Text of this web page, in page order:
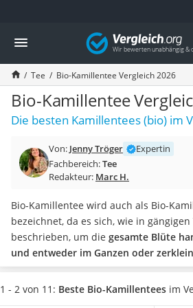
Die beliebtesten Vergleiche nach Kategorie
Lebensmittel
Schwarzkümmelöl
Knäckebrot
Schwarzkümmelöl-Kapseln
Manukahonig
Eiklar
Balsamico-Essig
Schwarzkümmelöl bio
Honig
Gemüsebrühe
Eiskaffee-Pulver
Irischer Whiskey
Grapefruitkernextrakt
Matcha-Set
Vergleich
Tee Bio-Kamillentee Vergleich 2026
Bio-Kamillentee
Die besten Kamillentees (bio) im
Von: Jenny Tröger
Expertin
Fachbereich:Tee
Redakteur: Marc H.
Bio-Kamillentee wird auch als Bio-
bezeichnet, da es sich, wie in
beschrieben, um die gesamte Blüte
und entweder im Ganzen oder
wird. LoserKamillenteeist meist in
Aromabeuteln erhältlich, in denen
1 - 2 von 11: Beste Bio-Kamillentees im